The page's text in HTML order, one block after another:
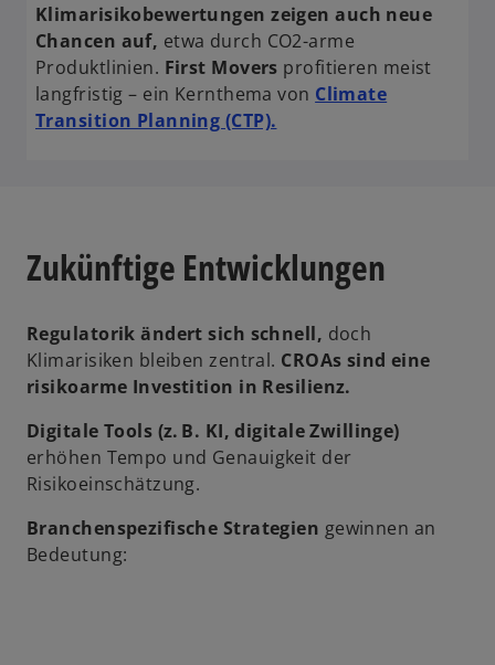
Klimarisikobewertungen zeigen auch neue
Chancen auf, etwa durch CO2-arme
Produktlinien. First Movers profitieren meist
langfristig – ein Kernthema von Climate
Transition Planning (CTP).
n
e
n
e
r
e
u
R
Zukünftige Entwicklungen
Regulatorik ändert sich schnell, doch
Klimarisiken bleiben zentral. CROAs sind eine
risikoarme Investition in Resilienz.
Digitale Tools (z. B. KI, digitale Zwillinge)
erhöhen Tempo und Genauigkeit der
Risikoeinschätzung.
Branchenspezifische Strategien gewinnen an
Bedeutung: